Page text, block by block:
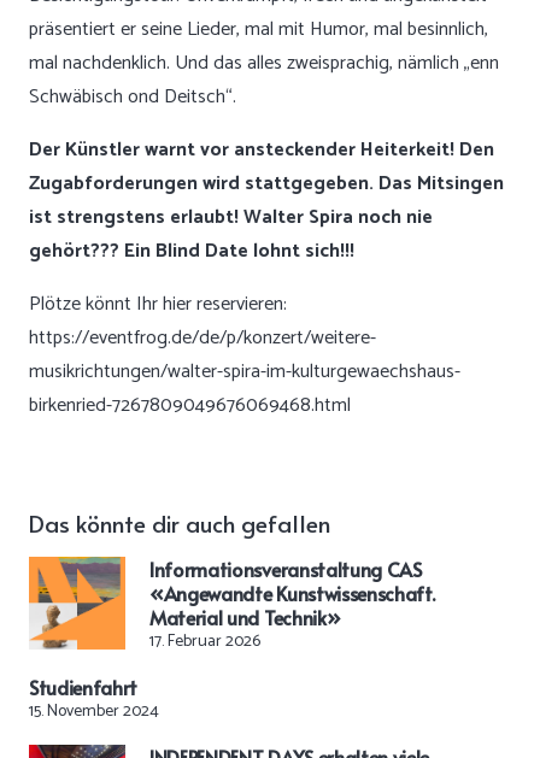
präsentiert er seine Lieder, mal mit Humor, mal besinnlich,
mal nachdenklich. Und das alles zweisprachig, nämlich „enn
Schwäbisch ond Deitsch“.
Der Künstler warnt vor ansteckender Heiterkeit! Den
Zugabforderungen wird stattgegeben. Das Mitsingen
ist strengstens erlaubt! Walter Spira noch nie
gehört??? Ein Blind Date lohnt sich!!!
Plötze könnt Ihr hier reservieren:
https://eventfrog.de/de/p/konzert/weitere-
musikrichtungen/walter-spira-im-kulturgewaechshaus-
birkenried-7267809049676069468.html
Das könnte dir auch gefallen
Informationsveranstaltung CAS
«Angewandte Kunstwissenschaft.
Material und Technik»
17. Februar 2026
Studienfahrt
15. November 2024